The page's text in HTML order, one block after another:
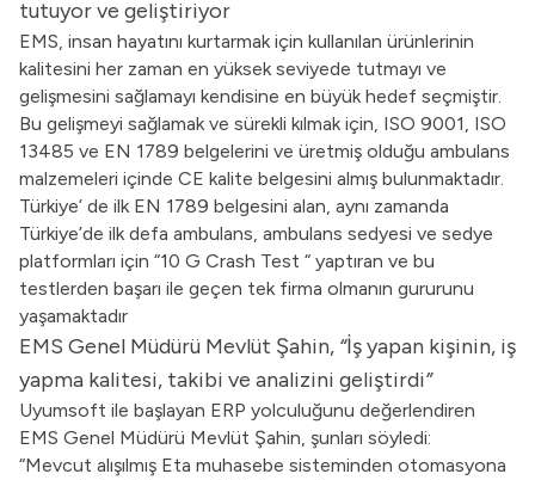
tutuyor ve geliştiriyor
EMS, insan hayatını kurtarmak için kullanılan ürünlerinin
kalitesini her zaman en yüksek seviyede tutmayı ve
gelişmesini sağlamayı kendisine en büyük hedef seçmiştir.
Bu gelişmeyi sağlamak ve sürekli kılmak için, ISO 9001, ISO
13485 ve EN 1789 belgelerini ve üretmiş olduğu ambulans
malzemeleri içinde CE kalite belgesini almış bulunmaktadır.
Türkiye’ de ilk EN 1789 belgesini alan, aynı zamanda
Türkiye’de ilk defa ambulans, ambulans sedyesi ve sedye
platformları için “10 G Crash Test “ yaptıran ve bu
testlerden başarı ile geçen tek firma olmanın gururunu
yaşamaktadır
EMS Genel Müdürü Mevlüt Şahin, “İş yapan kişinin, iş
yapma kalitesi, takibi ve analizini geliştirdi”
Uyumsoft ile başlayan ERP yolculuğunu değerlendiren
EMS Genel Müdürü Mevlüt Şahin, şunları söyledi:
“Mevcut alışılmış Eta muhasebe sisteminden otomasyona